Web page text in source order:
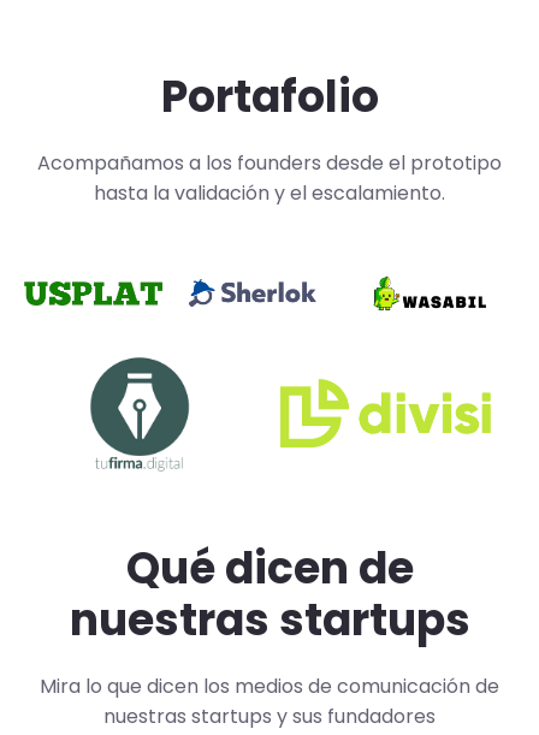
Portafolio
Acompañamos a los founders desde el prototipo
hasta la validación y el escalamiento.
Qué dicen de
nuestras startups
Mira lo que dicen los medios de comunicación de
nuestras startups y sus fundadores